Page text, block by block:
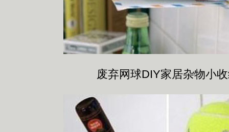
废弃网球DIY家居杂物小